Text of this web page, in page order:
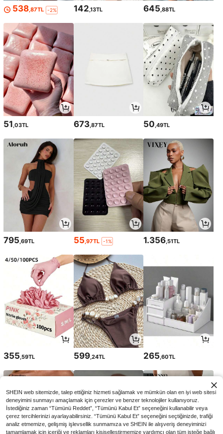
538,87TL -2% 142,13TL 645,88TL
51,03TL 673,87TL 50,49TL
795 ,69TL 55 ,97TL -1% 1.356 ,51TL
355 ,59TL 599,24TL 265 ,60TL
SHEIN web sitemizde, talep ettiğiniz hizmeti sağlamak ve mümkün olan en iyi web sitesi
deneyimini sunmayı amaçlamak için çerezler ve benzer teknolojiler kullanıyoruz.
İstediğiniz zaman “Tümünü Reddet”, “Tümünü Kabul Et” seçeneğini kullanabilir veya
çerez tercihlerinizi ayarlayabilirsiniz. “Tümünü Kabul Et” seçeneğini seçtiğinizde, trafiği
analiz etmemize, gelişmiş işlevsellik sunmamıza ve SHEIN ile alışveriş deneyiminizi
tamamlamak için içeriği ve reklamları kişiselleştirmemize yardımcı olan tüm isteğe bağlı